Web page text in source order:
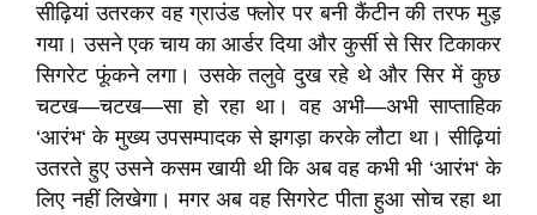
सीढ़ियां उतरकर वह ग्राउंड फ्लोर पर बनी कैंटीन की तरफ मुड़
गया। उसने एक चाय का आर्डर दिया और कुर्सी से सिर टिकाकर
सिगरेट फूंकने लगा। उसके तलुवे दुख रहे थे और सिर में कुछ
चटख—चटख—सा हो रहा था। वह अभी—अभी साप्ताहिक
‘आरंभ‘ के मुख्य उपसम्पादक से झगड़ा करके लौटा था। सीढ़ियां
उतरते हुए उसने कसम खायी थी कि अब वह कभी भी ‘आरंभ‘ के
लिए नहीं लिखेगा। मगर अब वह सिगरेट पीता हुआ सोच रहा था